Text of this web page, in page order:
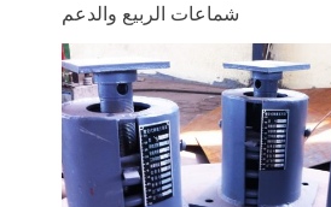
شماعات الربيع والدعم